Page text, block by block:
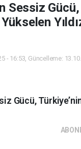
Sessiz Gücü,
Yükselen
- 16:53, Güncelleme:
Gücü,